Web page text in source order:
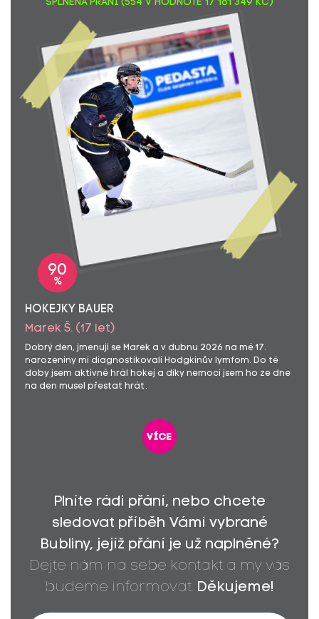
SPLNĚNÁ PŘÁNÍ (554 v hodnotě 17 161 349 Kč)
90
%
HOKEJKY BAUER
Marek Š. (17 let)
Dobrý den, jmenuji se Marek a v dubnu 2026 na mé 17.
narozeniny mi diagnostikovali Hodgkinův lymfom. Do té
doby jsem aktivně hrál hokej a díky nemoci jsem ho ze dne
na den musel přestat hrát.
více
Plníte rádi přání, nebo chcete
sledovat příběh Vámi vybrané
Bubliny, jejíž přání je už naplněné?
Dejte nám na sebe kontakt a my vás
budeme informovat. Děkujeme!